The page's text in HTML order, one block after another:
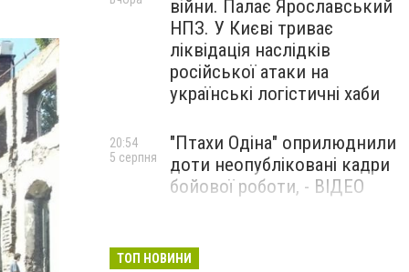
війни. Палає Ярославський
НПЗ. У Києві триває
ліквідація наслідків
російської атаки на
українські логістичні хаби
"Птахи Одіна" оприлюднили
доти неопубліковані кадри
бойової роботи, - ВІДЕО
20:54
5 серпня
Бєдняков зіграє тата
5 серпня
ТОП НОВИНИ